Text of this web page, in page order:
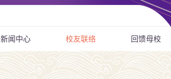
新闻中心 校友联络 回馈母校